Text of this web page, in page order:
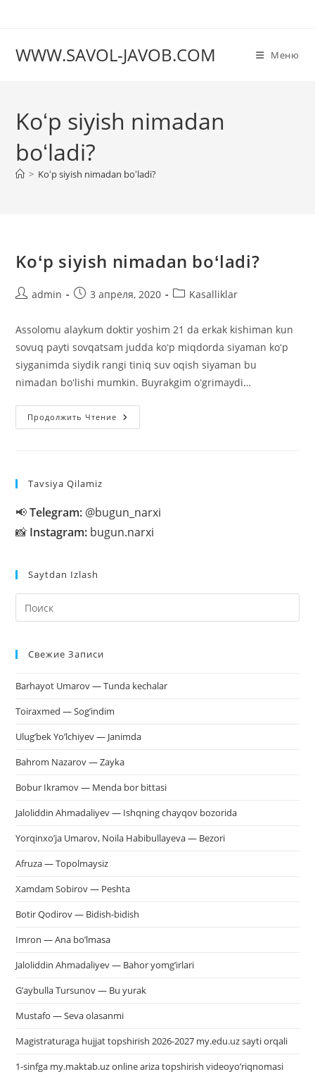
WWW.SAVOL-JAVOB.COM Меню
Koʻp siyish nimadan
boʻladi?
> Koʻp siyish nimadan boʻladi?
Koʻp siyish nimadan boʻladi?
Авторadmin
Запись3 апреля, 2020
Рубрика
Kasalliklar
Assolomu alaykum doktir yoshim 21 da erkak kishiman kun
sovuq payti sovqatsam judda koʻp miqdorda siyaman koʻp
siyganimda siydik rangi tiniq suv oqish siyaman bu
nimadan boʻlishi mumkin. Buyrakgim oʻgrimaydi…
Продолжить Чтение Koʻp
Siyish
Tavsiya Qilamiz
📢Telegram: @bugun_narxi
📸 Instagram: bugun.narxi
Saytdan Izlash
Свежие Записи
Barhayot Umarov — Tunda kechalar
Toiraxmed — Sog’indim
Ulug’bek Yo’lchiyev — Janimda
Bahrom Nazarov — Zayka
Bobur Ikramov — Menda bor bittasi
Jaloliddin Ahmadaliyev — Ishqning chayqov bozorida
Yorqinxo’ja Umarov, Noila Habibullayeva — Bezori
Afruza — Topolmaysiz
Xamdam Sobirov — Peshta
Botir Qodirov — Bidish-bidish
Imron — Ana bo’lmasa
Jaloliddin Ahmadaliyev — Bahor yomg’irlari
G’aybulla Tursunov — Bu yurak
Mustafo — Seva olasanmi
Magistraturaga hujjat topshirish 2026-2027 my.edu.uz sayti orqali
1-sinfga my.maktab.uz online ariza topshirish videoyo’riqnomasi